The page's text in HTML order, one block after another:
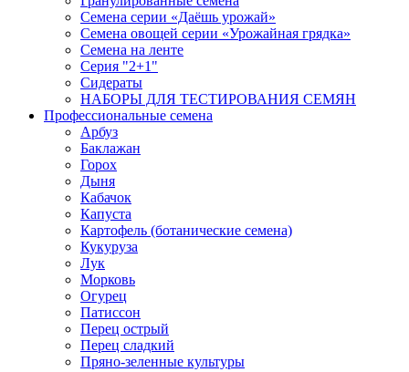
Семена серии «Даёшь урожай»
Семена овощей серии «Урожайная грядка»
Семена на ленте
Серия "2+1"
Сидераты
НАБОРЫ ДЛЯ ТЕСТИРОВАНИЯ СЕМЯН
Профессиональные семена
Арбуз
Баклажан
Горох
Дыня
Кабачок
Капуста
Картофель (ботанические семена)
Кукуруза
Лук
Морковь
Огурец
Патиссон
Перец острый
Перец сладкий
Пряно-зеленные культуры